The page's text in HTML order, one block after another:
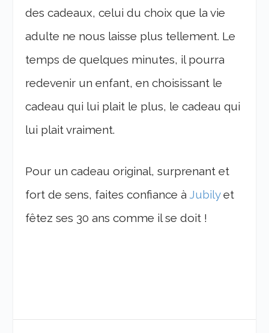
des cadeaux, celui du choix que la vie
adulte ne nous laisse plus tellement. Le
temps de quelques minutes, il pourra
redevenir un enfant, en choisissant le
cadeau qui lui plait le plus, le cadeau qui
lui plait vraiment.
Pour un cadeau original, surprenant et
fort de sens, faites confiance à Jubilyet
fêtez ses 30 ans comme il se doit !